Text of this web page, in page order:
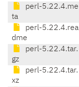
perl-5.22.4.me
ta
perl-5.22.4.rea
dme
perl-5.22.4.tar.
gz
perl-5.22.4.tar.
xz